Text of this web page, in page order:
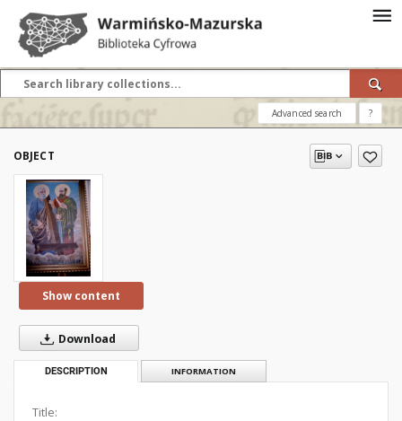
Advanced search ?
OBJECT
Show content
Download
DESCRIPTION INFORMATION
Title: